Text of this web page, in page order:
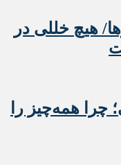
هیچ‌ خللی در
همه‌چیز را